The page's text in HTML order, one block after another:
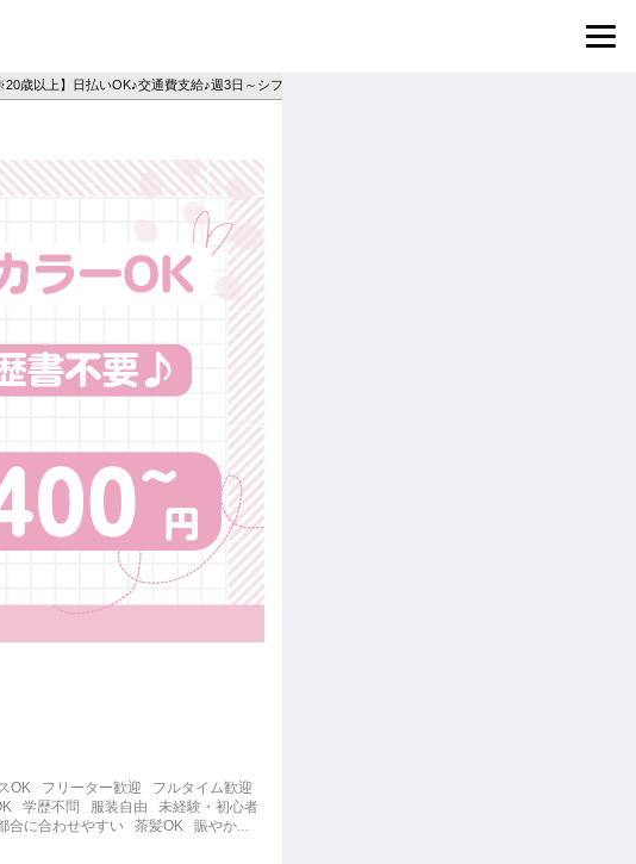
歳以上】日払いOK♪交通費支給♪週3日～シフト相談◎
OK フリーター歓迎
フルタイム歓迎
学歴不問 服装自由
未経験・初心者
合に合わせやすい 茶髪OK
賑やかな